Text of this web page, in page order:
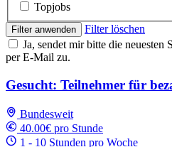
Topjobs
Filter anwenden
Filter löschen
Ja, sendet mir bitte die neuesten
per E-Mail zu.
Gesucht: Teilnehmer für
Bundesweit
40.00€ pro Stunde
1 - 10 Stunden pro Woche